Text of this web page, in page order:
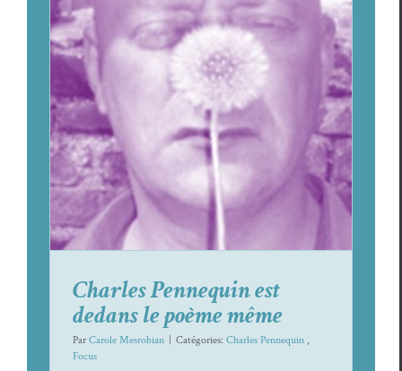
Charles Pennequin est dedans le
poème même
Charles Pen­nequin Focus
Charles Pennequin est
dedans le poème même
ParCarole Mesrobian Caté­gories: Charles Pen­nequin ,
Focus